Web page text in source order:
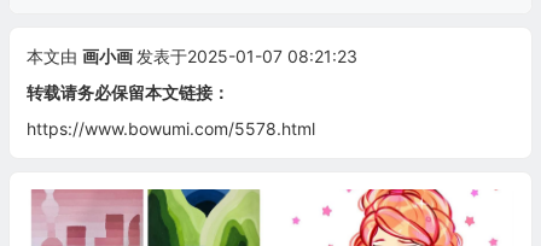
本文由 画小画 发表于2025-01-07 08:21:23
转载请务必保留本文链接：
https://www.bowumi.com/5578.html